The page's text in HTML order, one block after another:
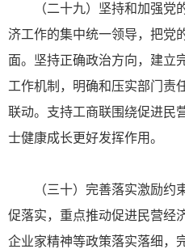
（二十九）坚持和加强
济工作的集中统一领导，把党
面。坚持正确政治方向，建立
工作机制，明确和压实部门责
联动。支持工商联围绕促进民
士健康成长更好发挥作用。
（三十）完善落实激励约
促落实，重点推动促进民营经
企业家精神等政策落实落细，